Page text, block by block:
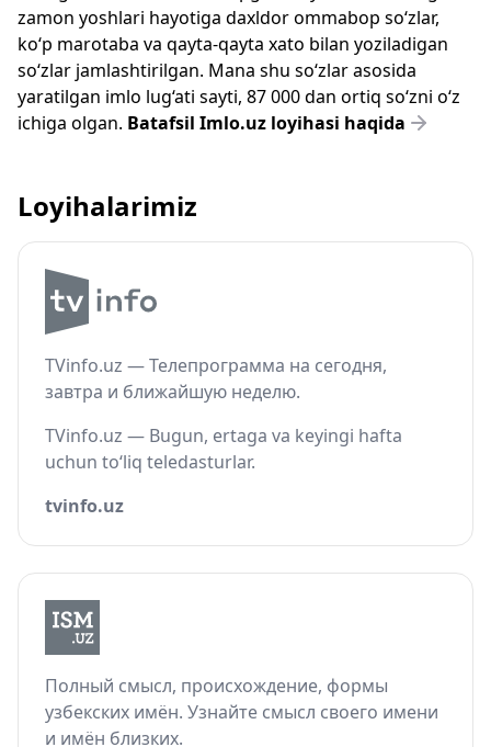
zamon yoshlari hayotiga daxldor ommabop so‘zlar,
ko‘p marotaba va qayta-qayta xato bilan yoziladigan
so‘zlar jamlashtirilgan. Mana shu so‘zlar asosida
yaratilgan imlo lug‘ati sayti, 87 000 dan ortiq so‘zni o‘z
ichiga olgan. Batafsil Imlo.uz loyihasi haqida
Loyihalarimiz
TVinfo.uz — Телепрограмма на сегодня,
завтра и ближайшую неделю.
TVinfo.uz — Bugun, ertaga va keyingi hafta
uchun to‘liq teledasturlar.
tvinfo.uz
Полный смысл, происхождение, формы
узбекских имён. Узнайте смысл своего имени
и имён близких.